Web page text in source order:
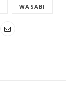
WASABI